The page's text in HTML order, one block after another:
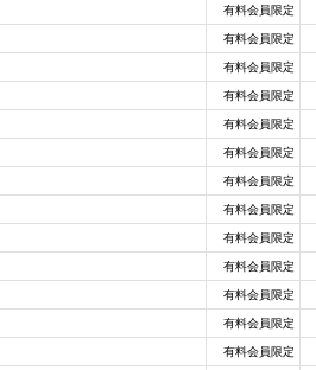
有料会員限定
有料会員限定
有料会員限定
有料会員限定
有料会員限定
有料会員限定
有料会員限定
有料会員限定
有料会員限定
有料会員限定
有料会員限定
有料会員限定
有料会員限定